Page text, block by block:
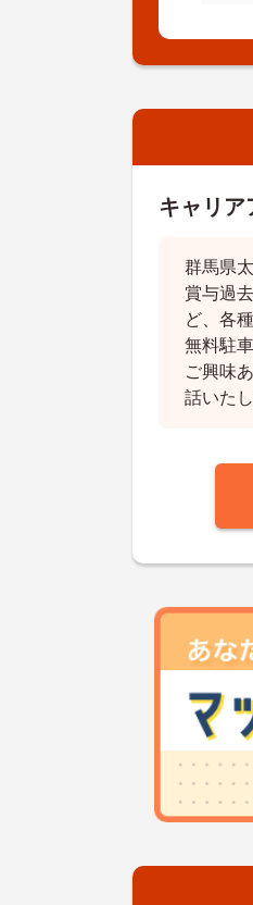
キャリア
群馬県
賞与過
ど、各
無料駐
ご興味
話いた